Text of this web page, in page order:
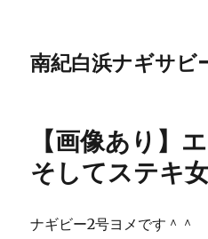
南紀白浜ナギサビ
【画像あり】
そしてステキ
ナギビー2号ヨメです＾＾